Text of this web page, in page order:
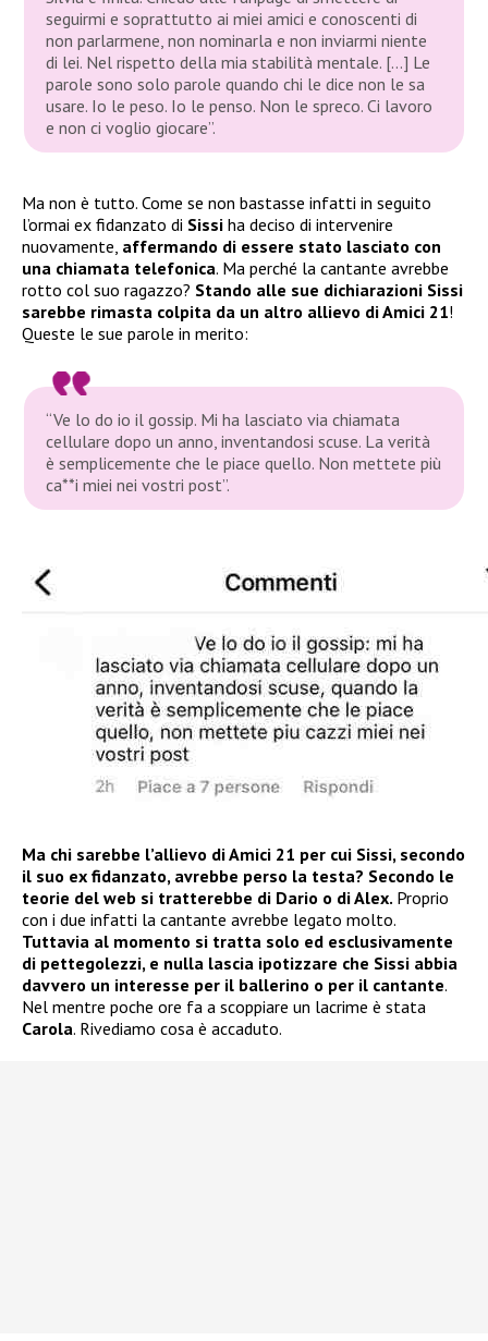
seguirmi e soprattutto ai miei amici e conoscenti di
non parlarmene, non nominarla e non inviarmi niente
di lei. Nel rispetto della mia stabilità mentale. […] Le
parole sono solo parole quando chi le dice non le sa
usare. Io le peso. Io le penso. Non le spreco. Ci lavoro
e non ci voglio giocare”.
Ma non è tutto. Come se non bastasse infatti in seguito
l’ormai ex fidanzato di Sissi ha deciso di intervenire
nuovamente, affermando di essere stato lasciato con
una chiamata telefonica. Ma perché la cantante avrebbe
rotto col suo ragazzo? Stando alle sue dichiarazioni Sissi
sarebbe rimasta colpita da un altro allievo di Amici 21!
Queste le sue parole in merito:
“Ve lo do io il gossip. Mi ha lasciato via chiamata
cellulare dopo un anno, inventandosi scuse. La verità
è semplicemente che le piace quello. Non mettete più
ca**i miei nei vostri post”.
Ma chi sarebbe l’allievo di Amici 21 per cui Sissi, secondo
il suo ex fidanzato, avrebbe perso la testa? Secondo le
teorie del web si tratterebbe di Dario o di Alex. Proprio
con i due infatti la cantante avrebbe legato molto.
Tuttavia al momento si tratta solo ed esclusivamente
di pettegolezzi, e nulla lascia ipotizzare che Sissi abbia
davvero un interesse per il ballerino o per il cantante.
Nel mentre poche ore fa a scoppiare un lacrime è stata
Carola. Rivediamo cosa è accaduto.